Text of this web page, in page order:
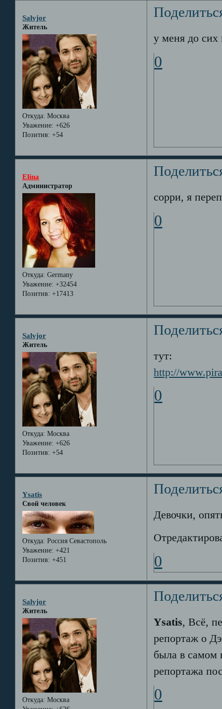
Salvjor
Житель
Откуда: Москва
Уважение: +626
Позитив: +54
у меня до сих
0
Elina
Администратор
Откуда: Germany
Уважение: +32454
Позитив: +17413
сорри, я
0
Salvjor
Житель
Откуда: Москва
Уважение: +626
Позитив: +54
тут:
http://
0
Ysatis
Свой человек
Откуда: Россия Севастополь
Уважение: +421
Позитив: +451
Девочки,
0
Salvjor
Житель
Откуда: Москва
Ysatis, Всё,
репортаж о
была в самом
репортажа
0